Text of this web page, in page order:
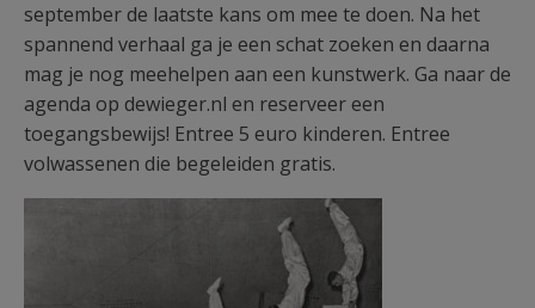
september de laatste kans om mee te doen. Na het
spannend verhaal ga je een schat zoeken en daarna
mag je nog meehelpen aan een kunstwerk. Ga naar de
agenda op dewieger.nl en reserveer een
toegangsbewijs! Entree 5 euro kinderen. Entree
volwassenen die begeleiden gratis.